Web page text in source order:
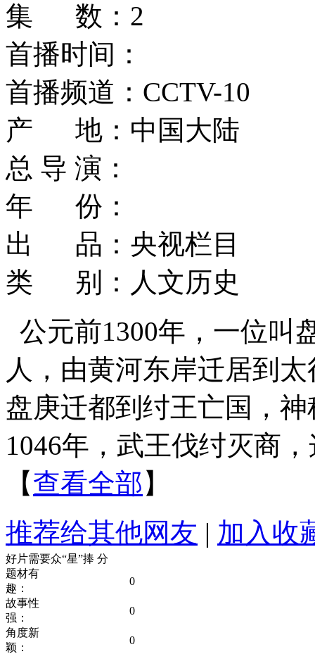
集 数：2
首播时间：
首播频道：CCTV-10
产 地：中国大陆
总 导 演：
年 份：
出 品：央视栏目
类 别：人文历史
公元前1300年，一位叫
人，由黄河东岸迁居到
盘庚迁都到纣王亡国，
1046年，武王伐纣灭商
【查看全部 】
推荐给其他网友 | 加入收
好片需要众“星”捧 分
题材有
趣：
0
故事性
强：
0
角度新
颖：
0